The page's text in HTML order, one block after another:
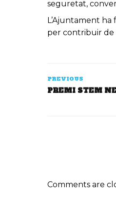
seguretat,
L’Ajuntament
per contribuir de
PREVIOUS
PREMI STEM
Comments are